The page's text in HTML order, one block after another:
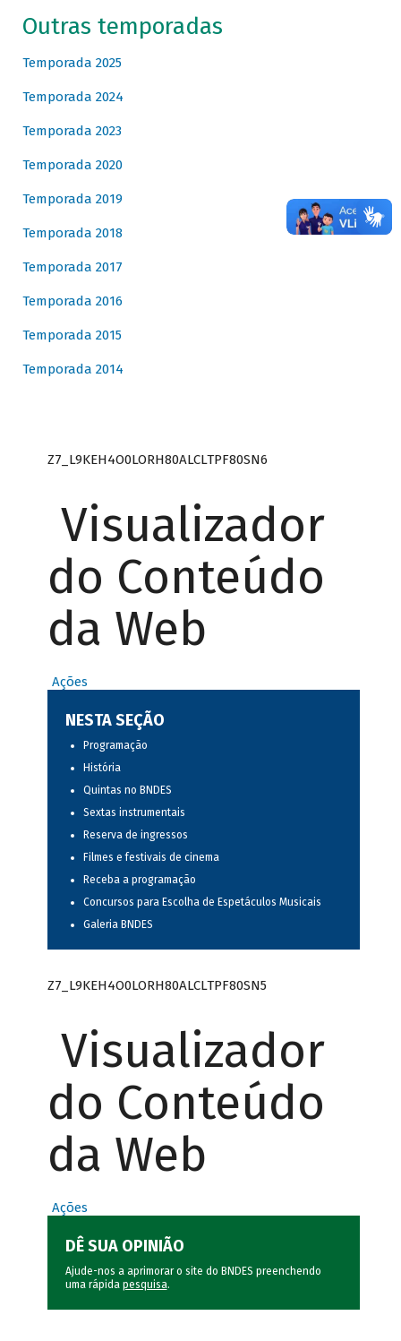
Outras temporadas
Temporada 2025
Temporada 2024
Temporada 2023
Temporada 2020
Temporada 2019
Temporada 2018
Temporada 2017
Temporada 2016
Temporada 2015
Temporada 2014
Z7_L9KEH4O0LORH80ALCLTPF80SN6
Visualizador
do Conteúdo
da Web
Ações
NESTA SEÇÃO
Programação
História
Quintas no BNDES
Sextas instrumentais
Reserva de ingressos
Filmes e festivais de cinema
Receba a programação
Concursos para Escolha de Espetáculos Musicais
Galeria BNDES
Z7_L9KEH4O0LORH80ALCLTPF80SN5
Visualizador
do Conteúdo
da Web
Ações
DÊ SUA OPINIÃO
Ajude-nos a aprimorar o site do BNDES preenchendo
uma rápida pesquisa.